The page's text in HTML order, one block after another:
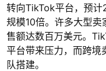
转向TikTok平台，预
规模10倍。许多大型
售额达数百万美元。
平台带来压力，而跨境
队搭建。